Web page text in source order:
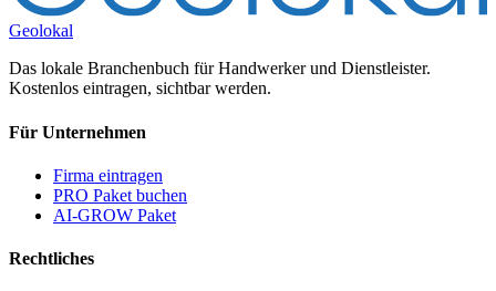
Geolokal
Das lokale Branchenbuch für Handwerker und Dienstleister.
Kostenlos eintragen, sichtbar werden.
Für Unternehmen
Firma eintragen
PRO Paket buchen
AI-GROW Paket
Rechtliches